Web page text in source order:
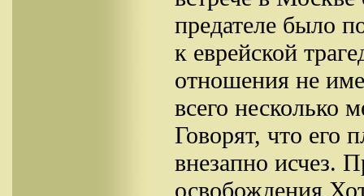
предателе было
к еврейской
отношения не
всего несколько
Говорят, что его
внезапно исчез.
освобождения